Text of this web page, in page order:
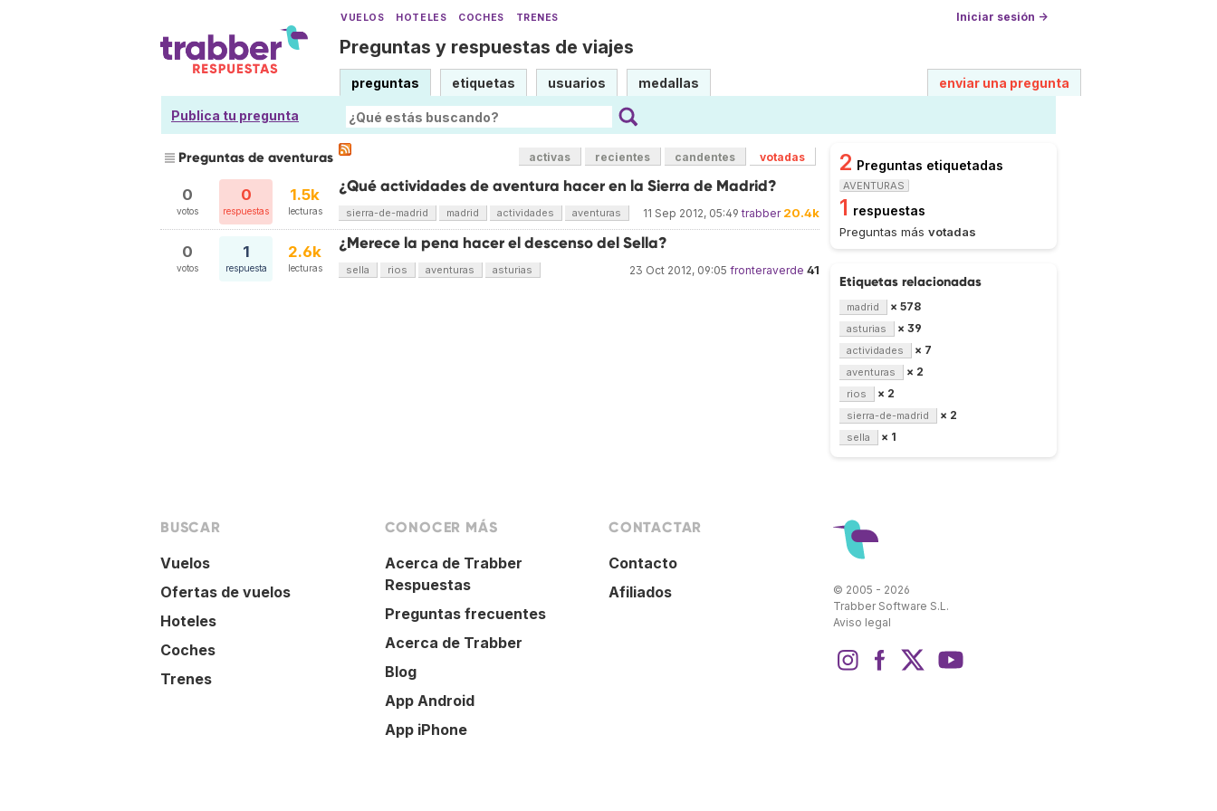
VUELOS HOTELES COCHES TRENES Iniciar sesión →
Preguntas y respuestas de viajes
preguntas etiquetas usuarios medallas enviar una pregunta
Publica tu pregunta
Preguntas de aventuras activas recientes candentes votadas
0
votos
0
respuestas
1.5k
lecturas
¿Qué actividades de aventura hacer en la Sierra de Madrid?
11 Sep 2012, 05:49 trabber 20.4k
sierra-de-madrid madrid actividades aventuras
0
votos
1
respuesta
2.6k
lecturas
¿Merece la pena hacer el descenso del Sella?
23 Oct 2012, 09:05 fronteraverde 41
sella rios aventuras asturias
2 Preguntas etiquetadas
AVENTURAS
1 respuestas
Preguntas más votadas
Etiquetas relacionadas
madrid × 578
asturias × 39
actividades × 7
aventuras × 2
rios × 2
sierra-de-madrid × 2
sella × 1
BUSCAR
Vuelos
Ofertas de vuelos
Hoteles
Coches
Trenes
CONOCER MÁS
Acerca de Trabber
Respuestas
Preguntas frecuentes
Acerca de Trabber
Blog
App Android
App iPhone
CONTACTAR
Contacto
Afiliados
© 2005 - 2026
Trabber Software S.L.
Aviso legal